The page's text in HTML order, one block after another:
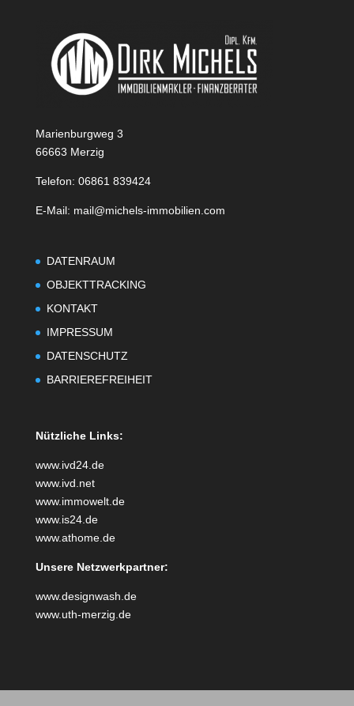
Marienburgweg 3
66663 Merzig
Telefon: 06861 839424
E-Mail: mail@michels-immobilien.com
DATENRAUM
OBJEKTTRACKING
KONTAKT
IMPRESSUM
DATENSCHUTZ
BARRIEREFREIHEIT
Nützliche Links:
www.ivd24.de
www.ivd.net
www.immowelt.de
www.is24.de
www.athome.de
Unsere Netzwerkpartner:
www.designwash.de
www.uth-merzig.de